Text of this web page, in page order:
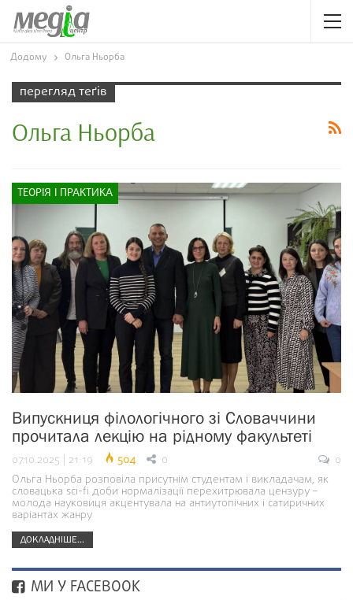
Додому Ольга Ньорба
перегляд теґів
Ольга Ньорба
ТЕОРІЯ І ПРАКТИКА
Випускниця філологічного зі Словаччини
прочитала лекцію на рідному факультеті
07.10.2025 | 21:19 504 0
0
Ольга Ньорба розповіла присутнім студентам і викладачам, як
словацька sci-fi доби нормалізації перехитрювала цензуру –
молода науковиця акцентувала на антиутопічних і сатиричних
варіантах жанру
ДОКЛАДНІШЕ...
МИ У FACEBOOK